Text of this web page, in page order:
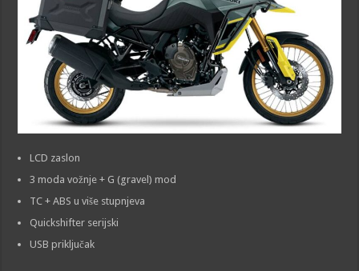
LCD zaslon
3 moda vožnje + G (gravel) mod
TC + ABS u više stupnjeva
Quickshifter serijski
USB priključak